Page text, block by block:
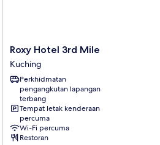
Roxy
Hotel
3rd
Mile
Kuching
Roxy Hotel 3rd Mile
Kuching
Perkhidmatan
pengangkutan lapangan
terbang
Tempat letak kenderaan
percuma
Wi-Fi percuma
Restoran